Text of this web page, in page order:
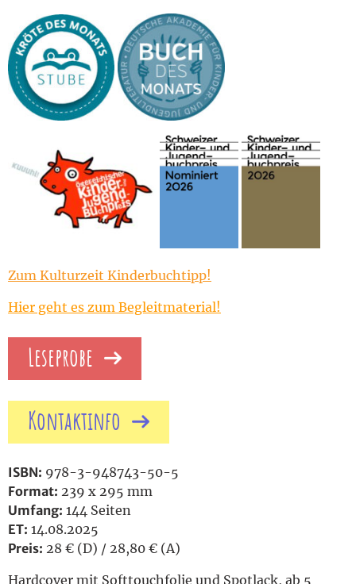
Zum Kulturzeit Kinderbuchtipp!
Hier geht es zum Begleitmaterial!
Leseprobe
Kontaktinfo
ISBN: 978-3-948743-50-5
Format: 239 x 295 mm
Umfang: 144 Seiten
ET: 14.08.2025
Preis: 28 € (D) / 28,80 € (A)
Hardcover mit Softtouchfolie und Spotlack, ab 5